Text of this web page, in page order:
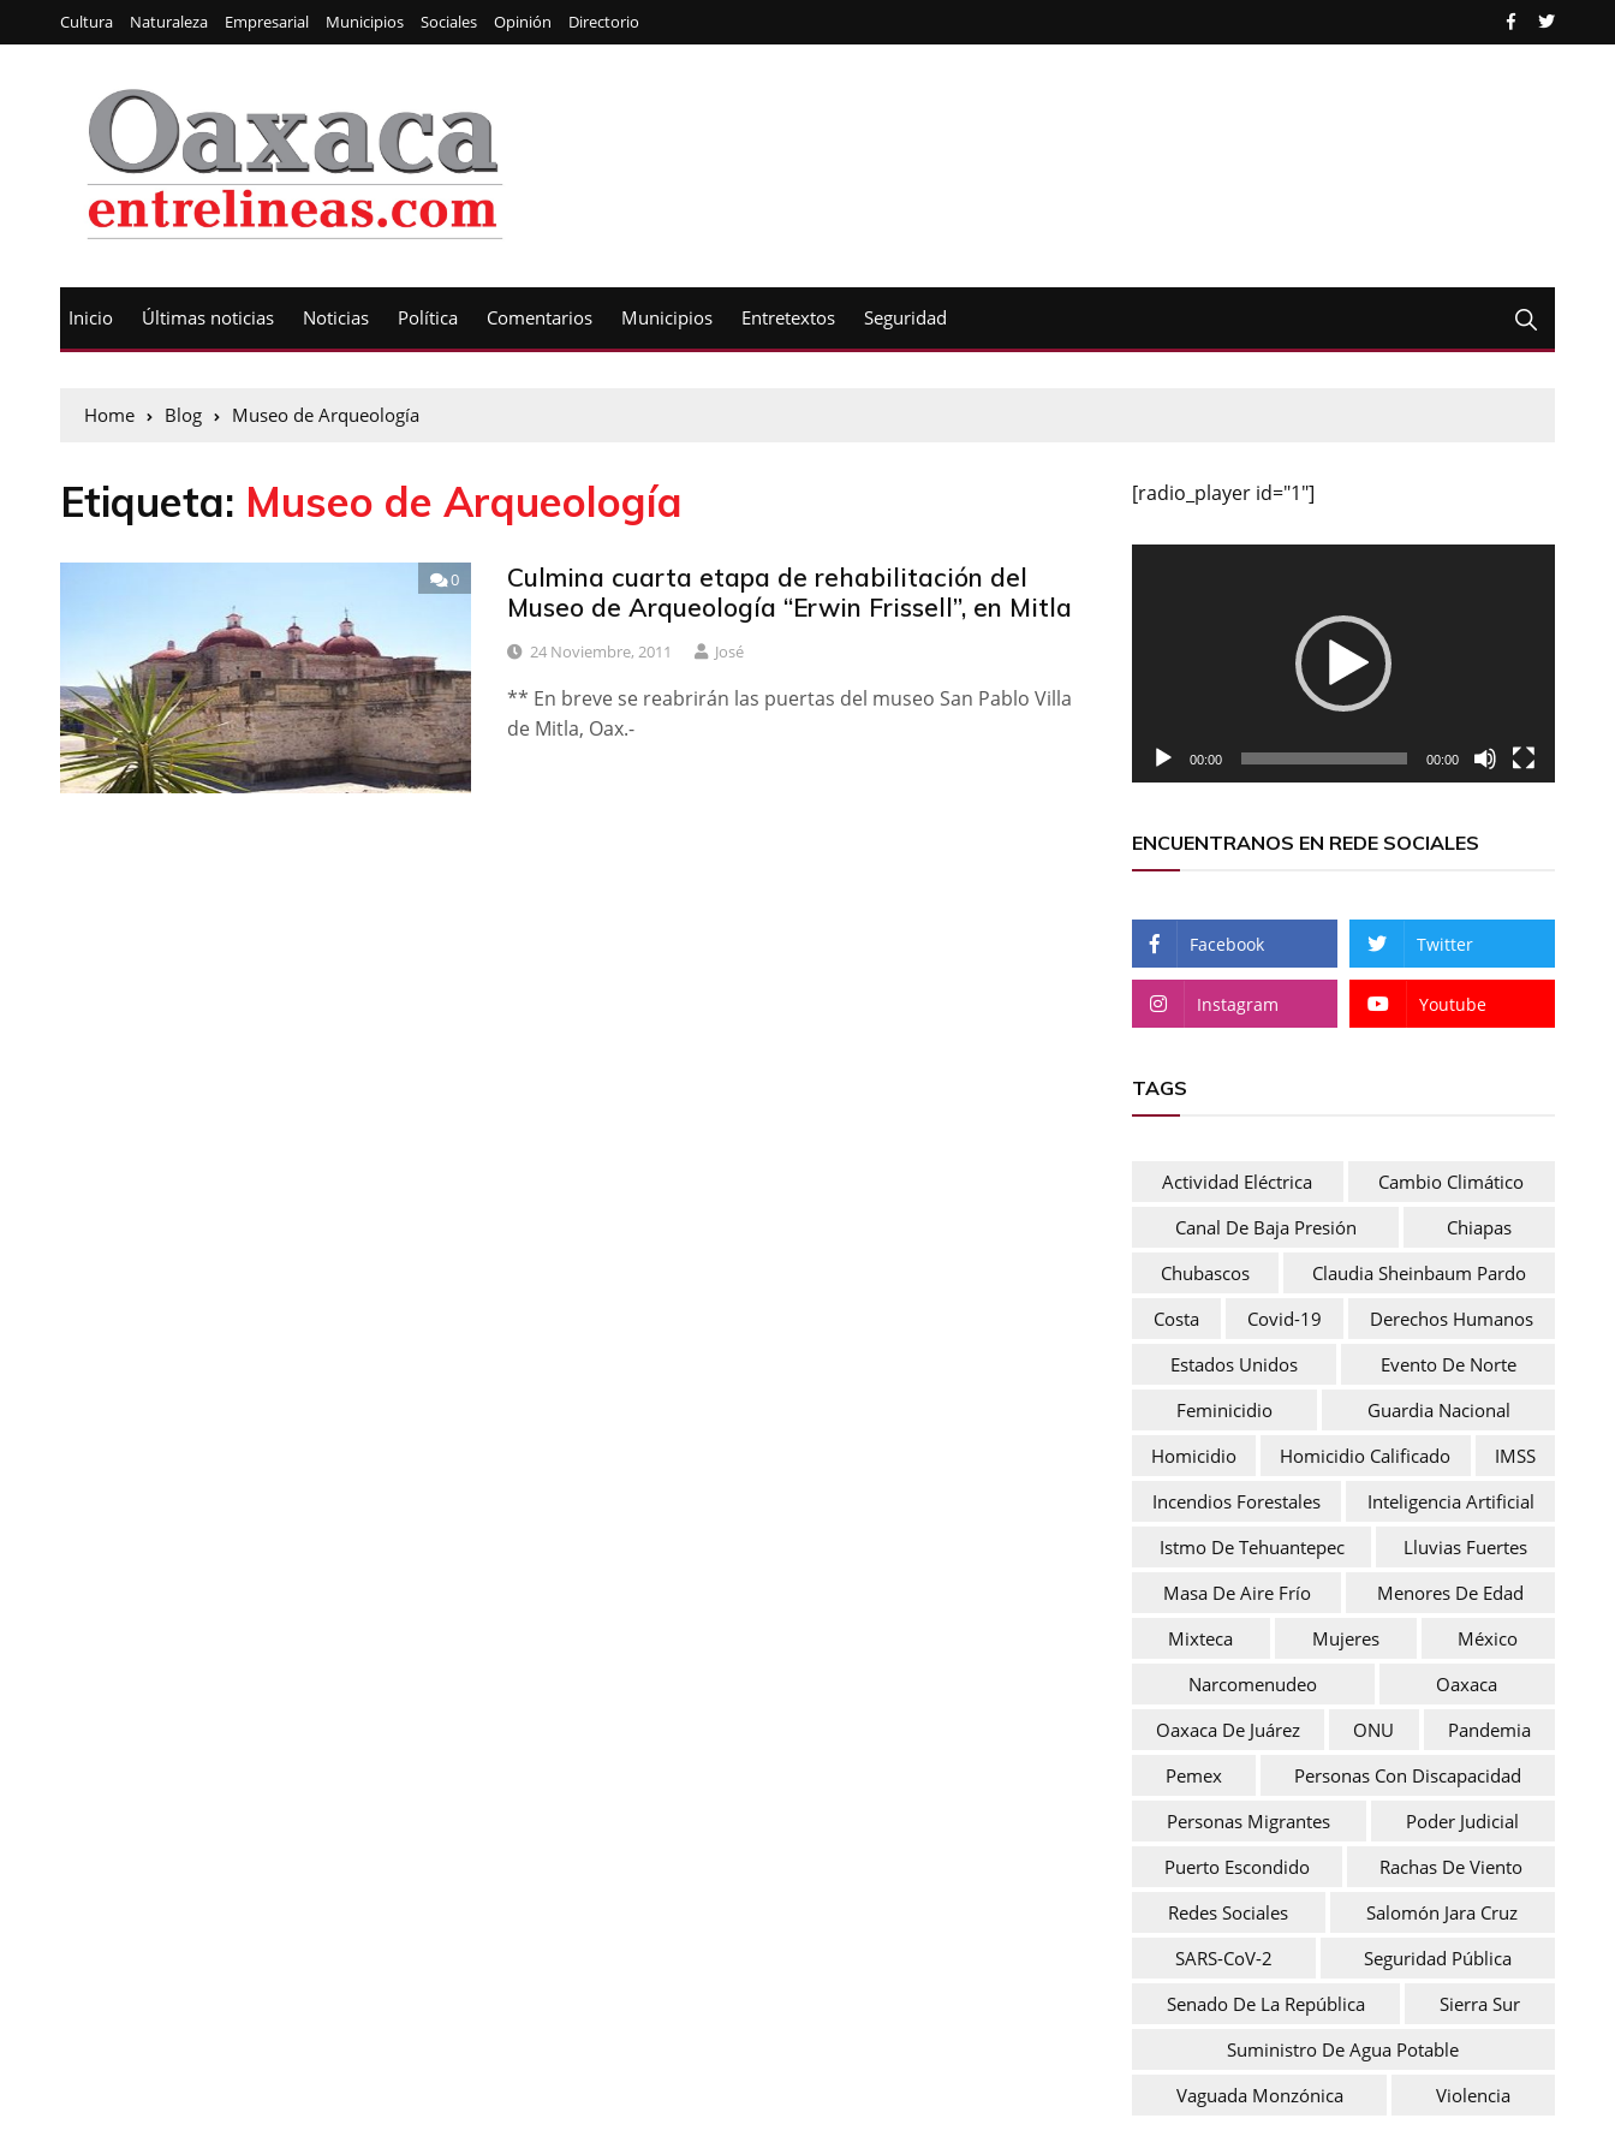
Cultura Naturaleza Empresarial Municipios Sociales Opinión Directorio
Inicio Últimas noticias Noticias Política Comentarios Municipios Entretextos Seguridad
Home Blog Museo de Arqueología
Etiqueta: Museo de Arqueología
0
Culmina cuarta etapa de rehabilitación del
Museo de Arqueología “Erwin Frissell”, en Mitla
24 Noviembre, 2011 José
** En breve se reabrirán las puertas del museo San Pablo Villa
de Mitla, Oax.-
[radio_player id="1"]
00:00 00:00
ENCUENTRANOS EN REDE SOCIALES
Facebook Twitter
Instagram Youtube
TAGS
Actividad Eléctrica
Cambio Climático
Canal De Baja Presión
Chiapas
Chubascos
Claudia Sheinbaum Pardo
Costa
Covid-19
Derechos Humanos
Estados Unidos
Evento De Norte
Feminicidio
Guardia Nacional
Homicidio
Homicidio Calificado
IMSS
Incendios Forestales
Inteligencia Artificial
Istmo De Tehuantepec
Lluvias Fuertes
Masa De Aire Frío
Menores De Edad
Mixteca
Mujeres
México
Narcomenudeo
Oaxaca
Oaxaca De Juárez
ONU
Pandemia
Pemex
Personas Con Discapacidad
Personas Migrantes
Poder Judicial
Puerto Escondido
Rachas De Viento
Redes Sociales
Salomón Jara Cruz
SARS-CoV-2
Seguridad Pública
Senado De La República
Sierra Sur
Suministro De Agua Potable
Vaguada Monzónica
Violencia